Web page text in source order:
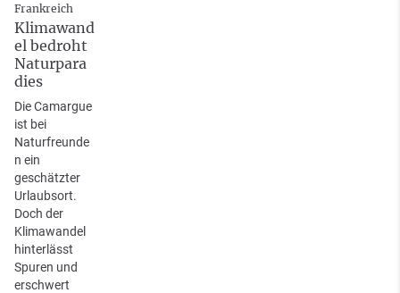
Frankreich
Klimawand
el bedroht
Naturpara
dies
Die Camargue
ist bei
Naturfreunde
n ein
geschätzter
Urlaubsort.
Doch der
Klimawandel
hinterlässt
Spuren und
erschwert